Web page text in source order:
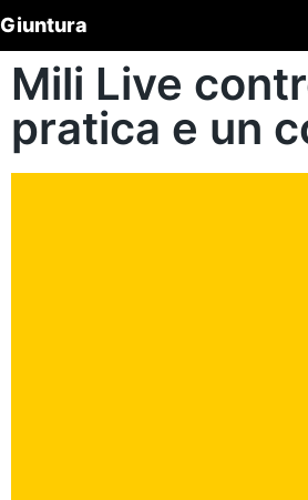
Giuntura
Mili Live
pratica e un